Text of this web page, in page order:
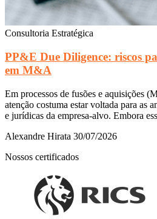
Consultoria Estratégica
PP&E Due Diligence: riscos
em M&A
Em processos de fusões e aquisições
atenção costuma estar voltada para as
e jurídicas da empresa-alvo. Embora
Alexandre Hirata 30/07/2026
Nossos certificados